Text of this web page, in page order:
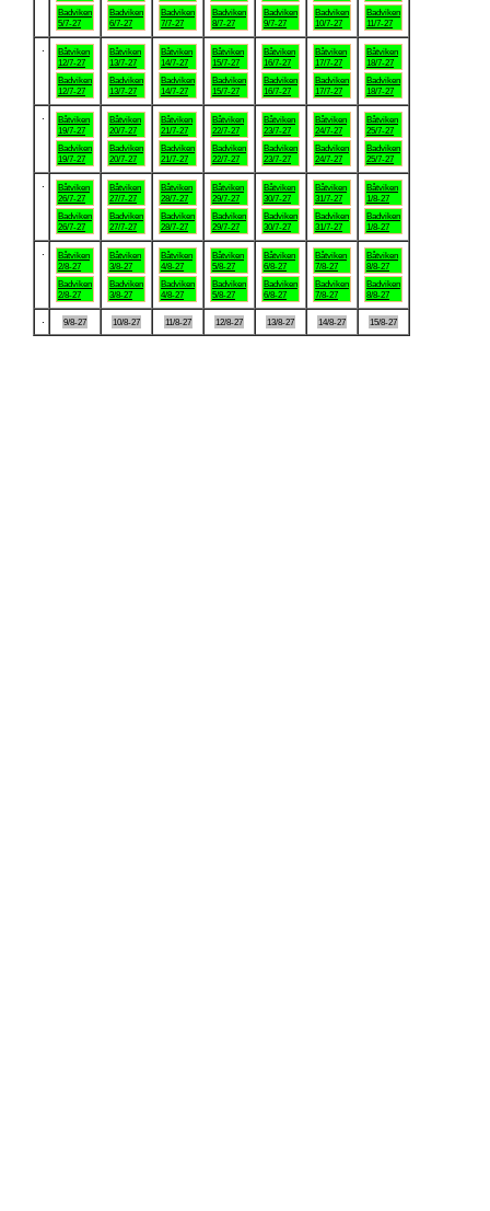
Badviken
5/7-27
Badviken
6/7-27
Badviken
7/7-27
Badviken
8/7-27
Badviken
9/7-27
Badviken
10/7-27
Badviken
11/7-27
Båtviken
12/7-27
Badviken
12/7-27
Båtviken
13/7-27
Badviken
13/7-27
Båtviken
14/7-27
Badviken
14/7-27
Båtviken
15/7-27
Badviken
15/7-27
Båtviken
16/7-27
Badviken
16/7-27
Båtviken
17/7-27
Badviken
17/7-27
Båtviken
18/7-27
Badviken
18/7-27
Båtviken
19/7-27
Badviken
19/7-27
Båtviken
20/7-27
Badviken
20/7-27
Båtviken
21/7-27
Badviken
21/7-27
Båtviken
22/7-27
Badviken
22/7-27
Båtviken
23/7-27
Badviken
23/7-27
Båtviken
24/7-27
Badviken
24/7-27
Båtviken
25/7-27
Badviken
25/7-27
Båtviken
26/7-27
Badviken
26/7-27
Båtviken
27/7-27
Badviken
27/7-27
Båtviken
28/7-27
Badviken
28/7-27
Båtviken
29/7-27
Badviken
29/7-27
Båtviken
30/7-27
Badviken
30/7-27
Båtviken
31/7-27
Badviken
31/7-27
Båtviken
1/8-27
Badviken
1/8-27
Båtviken
2/8-27
Badviken
2/8-27
Båtviken
3/8-27
Badviken
3/8-27
Båtviken
4/8-27
Badviken
4/8-27
Båtviken
5/8-27
Badviken
5/8-27
Båtviken
6/8-27
Badviken
6/8-27
Båtviken
7/8-27
Badviken
7/8-27
Båtviken
8/8-27
Badviken
8/8-27
9/8-27 10/8-27 11/8-27 12/8-27 13/8-27 14/8-27 15/8-27